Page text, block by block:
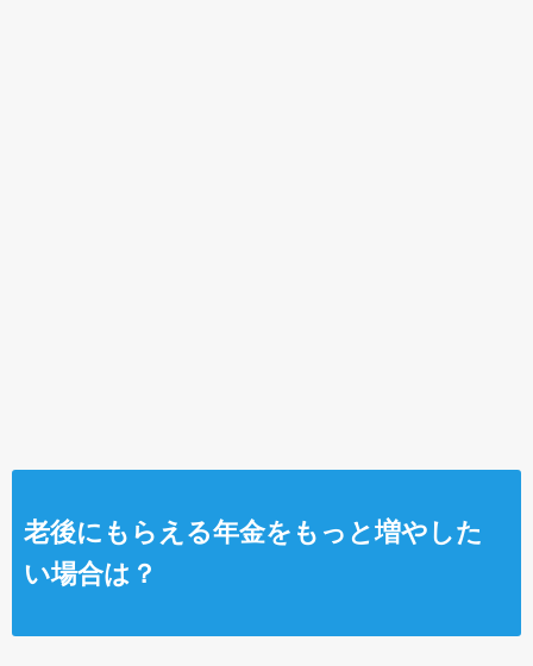
老後にもらえる年金をもっと増やした
い場合は？